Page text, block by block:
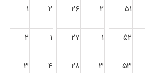
۵۱ ۲ ۲۶ ۲ ۱
۵۲ ۱ ۲۷ ۱ ۲
۵۳ ۳ ۲۸ ۴ ۳